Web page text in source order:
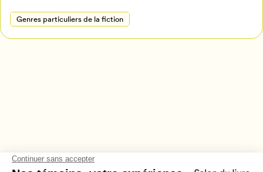
Genres particuliers de la fiction